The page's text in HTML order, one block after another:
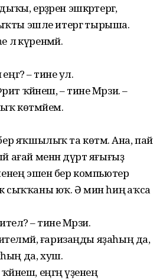
ерҙәрен эшкәртергә,
эшле итергә тырыша.
лә күренмәй.
еңгә? – тине ул.
ҡәйнеш, – тине Мәрзиә. –
көтмәйем.
яҡшылыҡ та көтмә. Ана, пай
ағай менән дүрт яғығыҙ
эшен бер компьютер
сыҡҡаны юҡ. Ә мин һиңә аҡса
– тине Мәрзиә.
ғаризаңды яҙаһың да,
да, хуш.
еңгәң үҙенең